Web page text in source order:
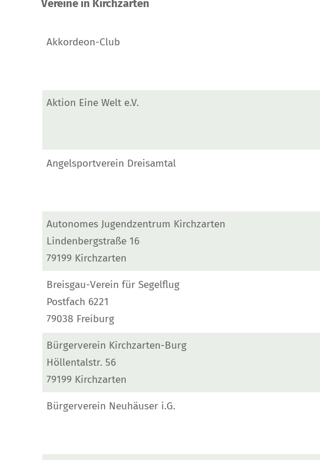
Vereine in Kirchzarten
Akkordeon-Club
Aktion Eine Welt e.V.
Angelsportverein Dreisamtal
Autonomes Jugendzentrum Kirchzarten
Lindenbergstraße 16
79199 Kirchzarten
Breisgau-Verein für Segelflug
Postfach 6221
79038 Freiburg
Bürgerverein Kirchzarten-Burg
Höllentalstr. 56
79199 Kirchzarten
Bürgerverein Neuhäuser i.G.